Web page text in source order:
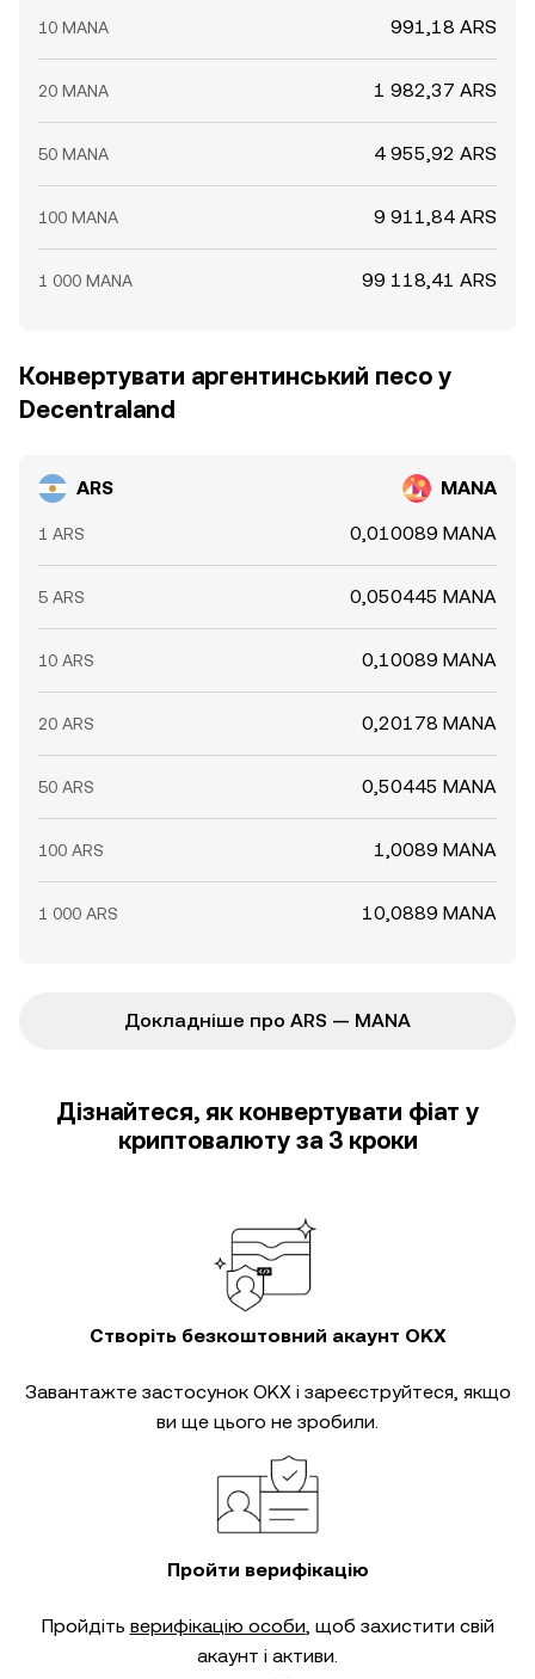
10 MANA 991,18 ARS
20 MANA 1 982,37 ARS
50 MANA 4 955,92 ARS
100 MANA 9 911,84 ARS
1 000 MANA 99 118,41 ARS
Конвертувати аргентинський песо у
Decentraland
ARS MANA
1 ARS 0,010089 MANA
5 ARS 0,050445 MANA
10 ARS 0,10089 MANA
20 ARS 0,20178 MANA
50 ARS 0,50445 MANA
100 ARS 1,0089 MANA
1 000 ARS 10,0889 MANA
Докладніше про ARS — MANA
Дізнайтеся, як конвертувати фіат у
криптовалюту за 3 кроки
Створіть безкоштовний акаунт OKX
Завантажте застосунок OKX і зареєструйтеся, якщо
ви ще цього не зробили.
Пройти верифікацію
Пройдіть верифікацію особи, щоб захистити свій
акаунт і активи.